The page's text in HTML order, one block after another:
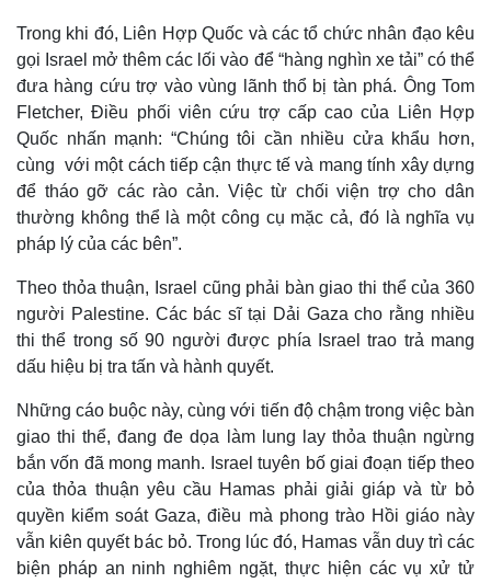
Kinh tế
Bất động sản
Khởi nghiệp
Thị trường
Giá vàng
Tiêu dùng
Tỷ giá
Chứng khoán
Giá cà phê
Trong khi đó, Liên Hợp Quốc và các tổ chức nhân đạo kêu
gọi Israel mở thêm các lối vào để “hàng nghìn xe tải” có thể
đưa hàng cứu trợ vào vùng lãnh thổ bị tàn phá. Ông Tom
Fletcher, Điều phối viên cứu trợ cấp cao của Liên Hợp
Quốc nhấn mạnh: “Chúng tôi cần nhiều cửa khẩu hơn,
cùng với một cách tiếp cận thực tế và mang tính xây dựng
để tháo gỡ các rào cản. Việc từ chối viện trợ cho dân
thường không thể là một công cụ mặc cả, đó là nghĩa vụ
pháp lý của các bên”.
Theo thỏa thuận, Israel cũng phải bàn giao thi thể của 360
người Palestine. Các bác sĩ tại Dải Gaza cho rằng nhiều
thi thể trong số 90 người được phía Israel trao trả mang
dấu hiệu bị tra tấn và hành quyết.
Những cáo buộc này, cùng với tiến độ chậm trong việc bàn
giao thi thể, đang đe dọa làm lung lay thỏa thuận ngừng
bắn vốn đã mong manh. Israel tuyên bố giai đoạn tiếp theo
của thỏa thuận yêu cầu Hamas phải giải giáp và từ bỏ
quyền kiểm soát Gaza, điều mà phong trào Hồi giáo này
vẫn kiên quyết bác bỏ. Trong lúc đó, Hamas vẫn duy trì các
biện pháp an ninh nghiêm ngặt, thực hiện các vụ xử tử